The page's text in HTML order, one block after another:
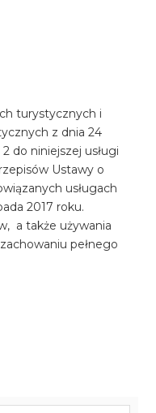
turystycznych i
z dnia 24
do niniejszej usługi
Ustawy o
usługach
2017 roku.
a także używania
pełnego